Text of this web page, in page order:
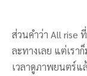
ส่วนคำว่า All rise
ละทางเลย แต่เรา
เวลาดูภาพยนตร์แ